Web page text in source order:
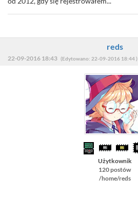
reds
22-09-2016 18:43 (Edytowano: 22-09-2016 18:44 )
Użytkownik
120 postów
/home/reds